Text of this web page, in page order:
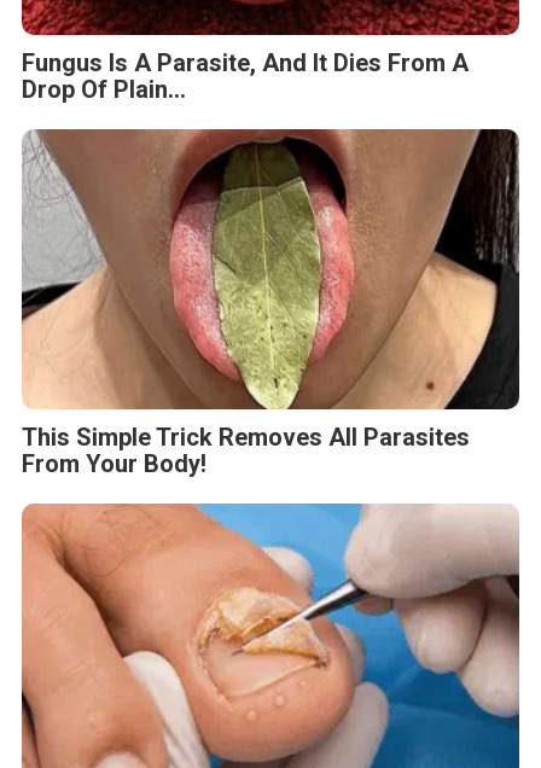
Fungus Is A Parasite, And It Dies From A
Drop Of Plain...
This Simple Trick Removes All Parasites
From Your Body!